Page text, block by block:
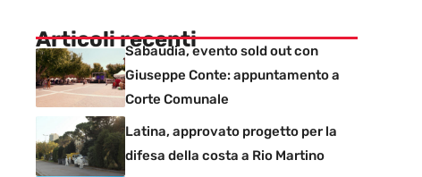
Articoli recentiSabaudia, evento sold out con
Giuseppe Conte: appuntamento a
Corte Comunale
Latina, approvato progetto per la
difesa della costa a Rio Martino